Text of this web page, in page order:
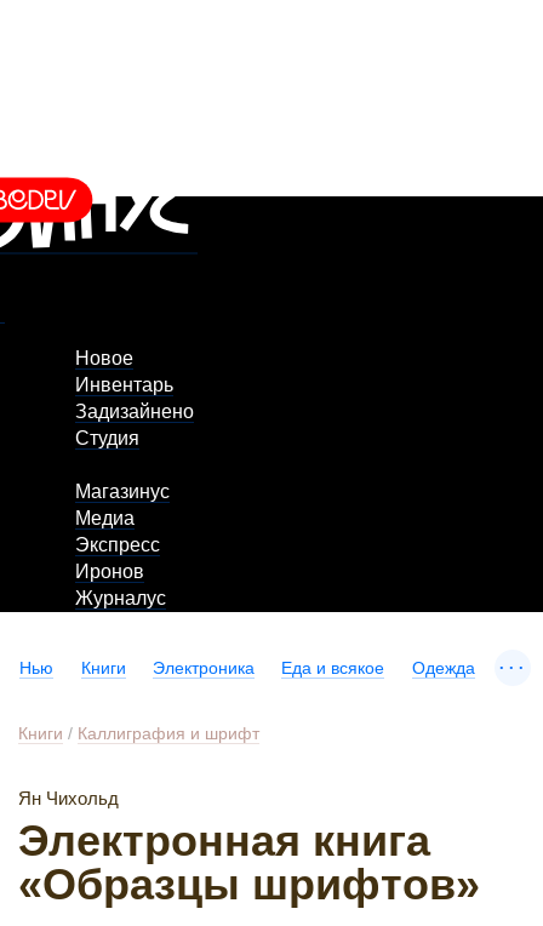
Новое
Инвентарь
Задизайнено
Студия
Магазинус
Медиа
Экспресс
Иронов
Журналус
Нью Книги Электроника Еда и всякое Одежда ...
Книги / Каллиграфия и шрифт
Ян Чихольд
Электронная книга
«Образцы шрифтов»